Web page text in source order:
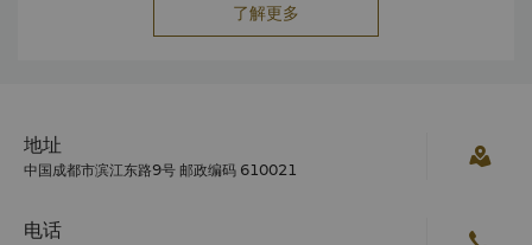
了解更多
地址
中国成都市滨江东路9号 邮政编码 610021
电话